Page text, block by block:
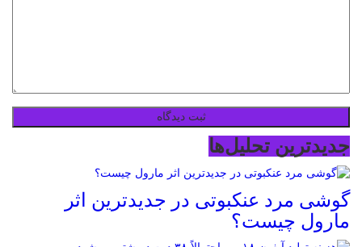
جدیدترین تحلیل‌ها
گوشی مرد عنکبوتی در جدیدترین اثر
مارول چیست؟